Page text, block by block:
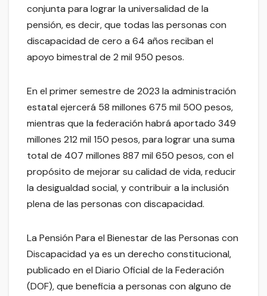
conjunta para lograr la universalidad de la
pensión, es decir, que todas las personas con
discapacidad de cero a 64 años reciban el
apoyo bimestral de 2 mil 950 pesos.
En el primer semestre de 2023 la administración
estatal ejercerá 58 millones 675 mil 500 pesos,
mientras que la federación habrá aportado 349
millones 212 mil 150 pesos, para lograr una suma
total de 407 millones 887 mil 650 pesos, con el
propósito de mejorar su calidad de vida, reducir
la desigualdad social, y contribuir a la inclusión
plena de las personas con discapacidad.
La Pensión Para el Bienestar de las Personas con
Discapacidad ya es un derecho constitucional,
publicado en el Diario Oficial de la Federación
(DOF), que beneficia a personas con alguno de